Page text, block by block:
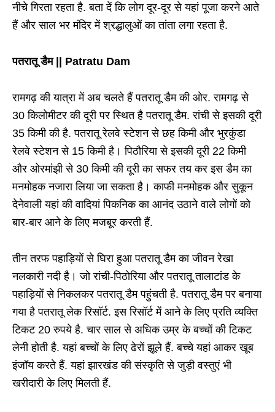
नीचे गिरता रहता है. बता दें कि लोग दूर-दूर से यहां पूजा करने आते
हैं और साल भर मंदिर में श्रद्धालुओं का तांता लगा रहता है.
पतरातू डैम || Patratu Dam
रामगढ़ की यात्रा में अब चलते हैं पतरातू डैम की ओर. रामगढ़ से
30 किलोमीटर की दूरी पर स्थित है पतरातू डैम. रांची से इसकी दूरी
35 किमी की है. पतरातू रेलवे स्टेशन से छह किमी और भुरकुंडा
रेलवे स्टेशन से 15 किमी है। पिठौरिया से इसकी दूरी 22 किमी
और ओरमांझी से 30 किमी की दूरी का सफर तय कर इस डैम का
मनमोहक नजारा लिया जा सकता है। काफी मनमोहक और सुकून
देनेवाली यहां की वादियां पिकनिक का आनंद उठाने वाले लोगों को
बार-बार आने के लिए मजबूर करती हैं.
तीन तरफ पहाड़ियों से घिरा हुआ पतरातू डैम का जीवन रेखा
नलकारी नदी है। जो रांची-पिठोरिया और पतरातू तालाटांड के
पहाड़ियों से निकलकर पतरातू डैम पहुंचती है. पतरातू डैम पर बनाया
गया है पतरातू लेक रिसॉर्ट. इस रिसॉर्ट में आने के लिए प्रति व्यक्ति
टिकट 20 रुपये है. चार साल से अधिक उम्र के बच्चों की टिकट
लेनी होती है. यहां बच्चों के लिए ढेरों झूले हैं. बच्चे यहां आकर खूब
इंजॉय करते हैं. यहां झारखंड की संस्कृति से जुड़ी वस्तुएं भी
खरीदारी के लिए मिलती हैं.